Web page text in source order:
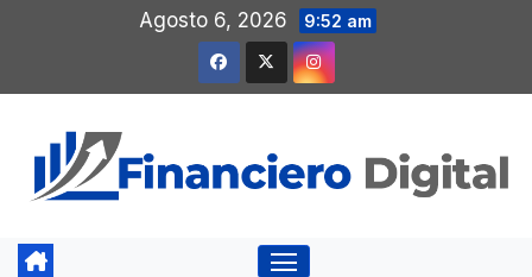
contenido
Agosto 6, 2026 9:52 am